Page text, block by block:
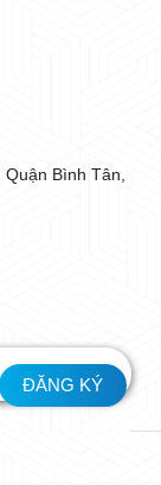
Bình Tân,